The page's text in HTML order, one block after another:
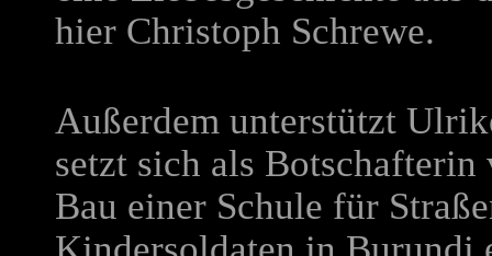
hier Christoph Schrewe.
Außerdem unterstützt
setzt sich als
Bau einer Schule für